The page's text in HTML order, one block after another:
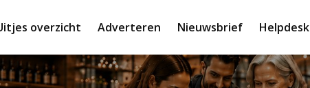
overzicht Adverteren Nieuwsbrief Helpdesk